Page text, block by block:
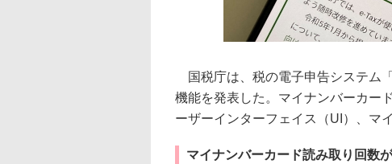
国税庁は、税の電子申告システム
機能を発表した。マイナンバーカー
ーザーインターフェイス（UI）、マ
マイナンバーカード読み取り回数